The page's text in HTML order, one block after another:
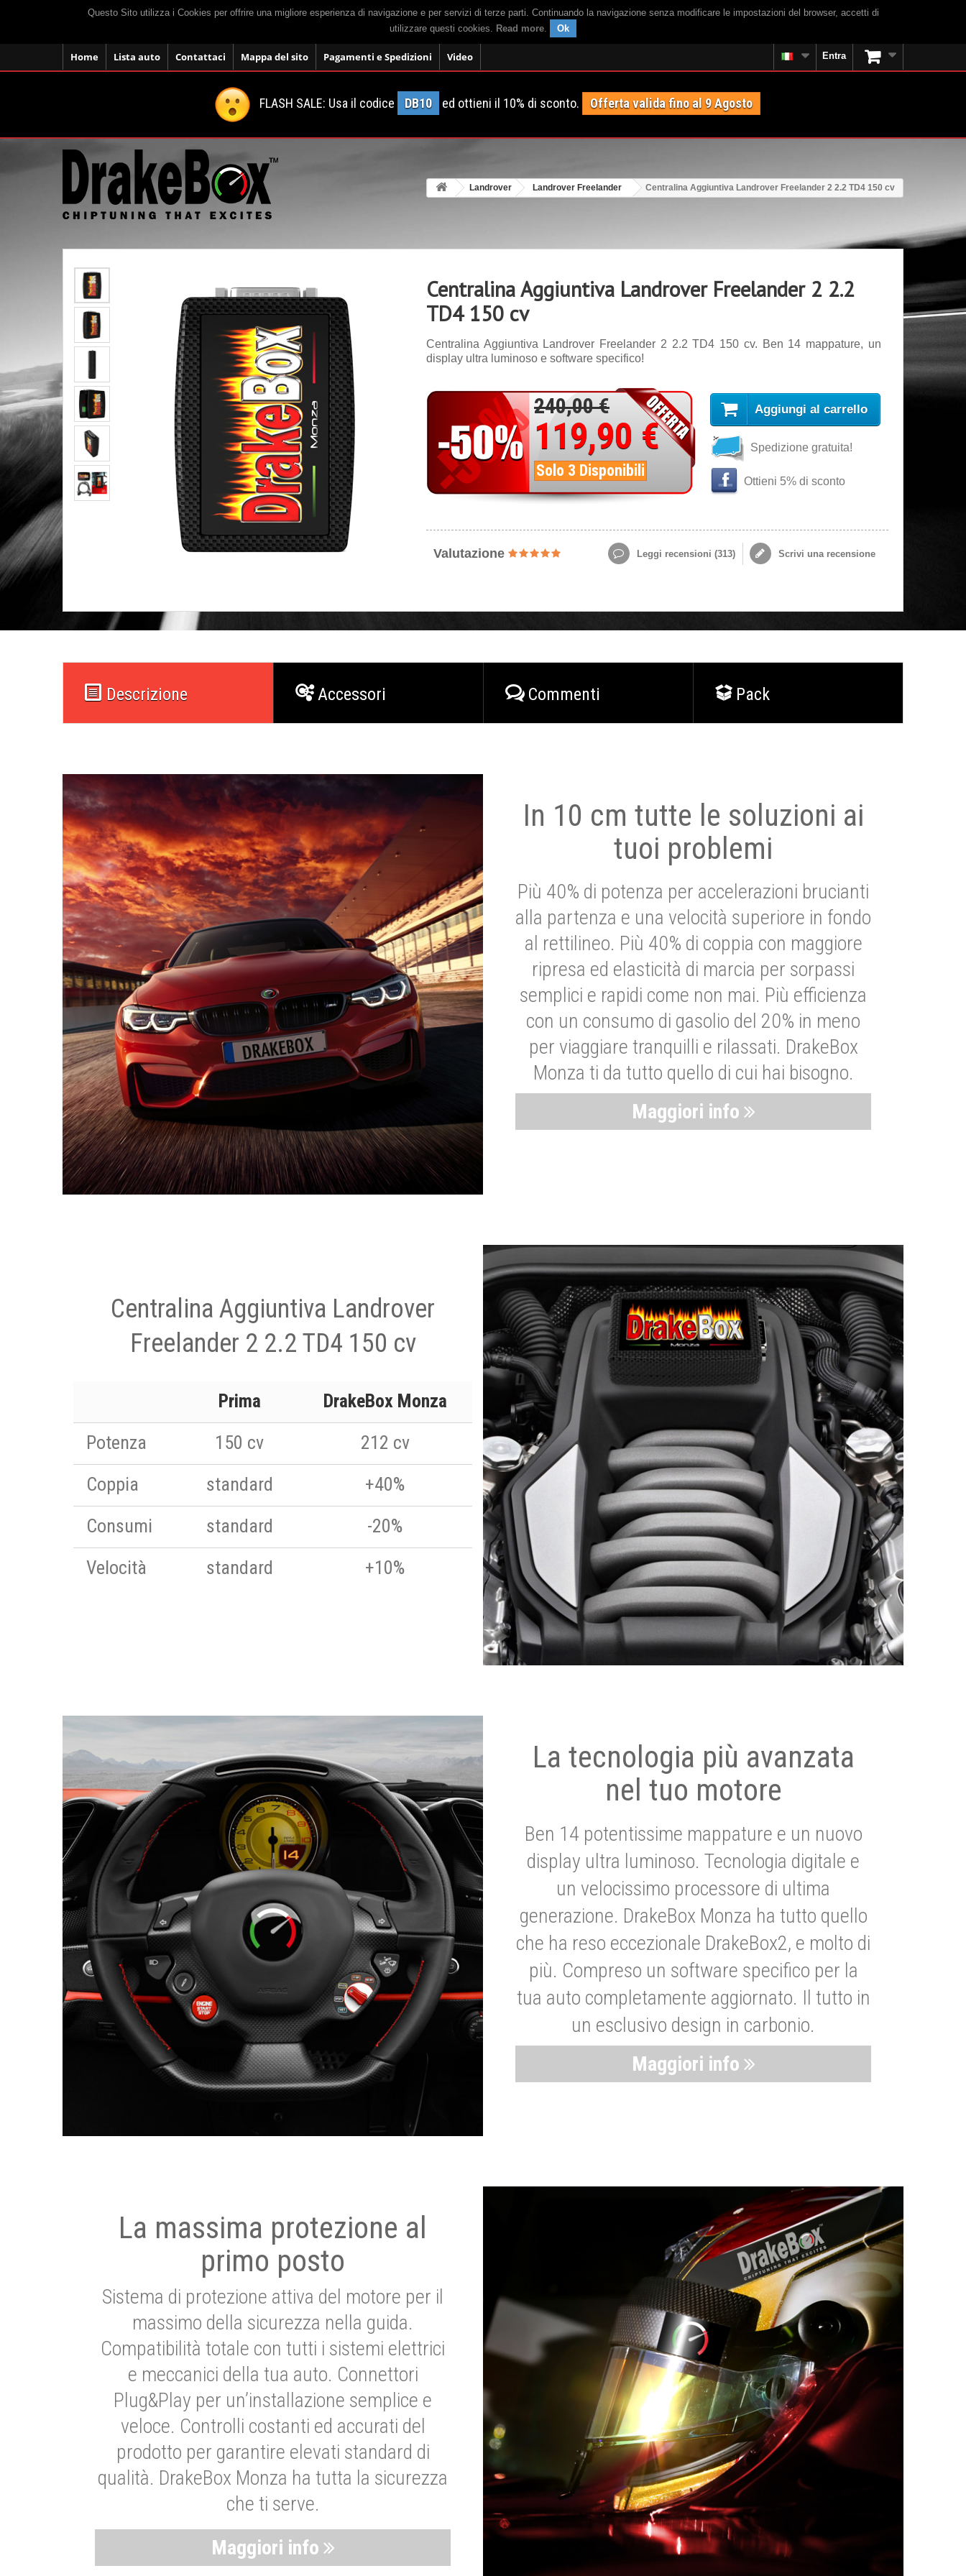
Questo Sito utilizza i Cookies per offrire una migliore esperienza di navigazione e per servizi di terze parti. Continuando la navigazione senza modificare le impostazioni del browser, accetti di
utilizzare questi cookies. Read more. Ok
Home Lista auto Contattaci Mappa del sito Pagamenti e Spedizioni Video Entra
FLASH SALE: Usa il codice DB10 ed ottieni il 10% di sconto. Offerta valida fino al 9 Agosto
Landrover Landrover Freelander Centralina Aggiuntiva Landrover Freelander 2 2.2 TD4 150 cv
Centralina Aggiuntiva Landrover Freelander 2 2.2
TD4 150 cv
Centralina Aggiuntiva Landrover Freelander 2 2.2 TD4 150 cv. Ben 14 mappature, un
display ultra luminoso e software specifico!
240,00 €
119,90 €
Solo 3 Disponibili
Aggiungi al carrello
Spedizione gratuita!
Ottieni 5% di sconto
Valutazione Leggi recensioni (313) Scrivi una recensione
Descrizione Accessori Commenti Pack
In 10 cm tutte le soluzioni ai
tuoi problemi
Più 40% di potenza per accelerazioni brucianti
alla partenza e una velocità superiore in fondo
al rettilineo. Più 40% di coppia con maggiore
ripresa ed elasticità di marcia per sorpassi
semplici e rapidi come non mai. Più efficienza
con un consumo di gasolio del 20% in meno
per viaggiare tranquilli e rilassati. DrakeBox
Monza ti da tutto quello di cui hai bisogno.
Maggiori info
Centralina Aggiuntiva Landrover
Freelander 2 2.2 TD4 150 cv
Prima
DrakeBox Monza
Potenza
150 cv
212 cv
Coppia
standard
+40%
Consumi
standard
-20%
Velocità
standard +10%
La tecnologia più avanzata
nel tuo motore
Ben 14 potentissime mappature e un nuovo
display ultra luminoso. Tecnologia digitale e
un velocissimo processore di ultima
generazione. DrakeBox Monza ha tutto quello
che ha reso eccezionale DrakeBox2, e molto di
più. Compreso un software specifico per la
tua auto completamente aggiornato. Il tutto in
un esclusivo design in carbonio.
Maggiori info
La massima protezione al
primo posto
Sistema di protezione attiva del motore per il
massimo della sicurezza nella guida.
Compatibilità totale con tutti i sistemi elettrici
e meccanici della tua auto. Connettori
Plug&Play per un’installazione semplice e
veloce. Controlli costanti ed accurati del
prodotto per garantire elevati standard di
qualità. DrakeBox Monza ha tutta la sicurezza
che ti serve.
Maggiori info